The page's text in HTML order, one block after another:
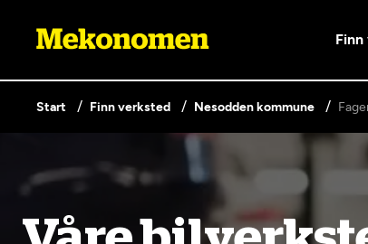
Våre tjenester
Lag en brukerkonto
Er du ikke Mekonomen-kunde ennå?
Start Finn verksted Nesodden kommune